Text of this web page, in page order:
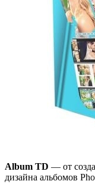
Album TD — от
дизайна альбомов